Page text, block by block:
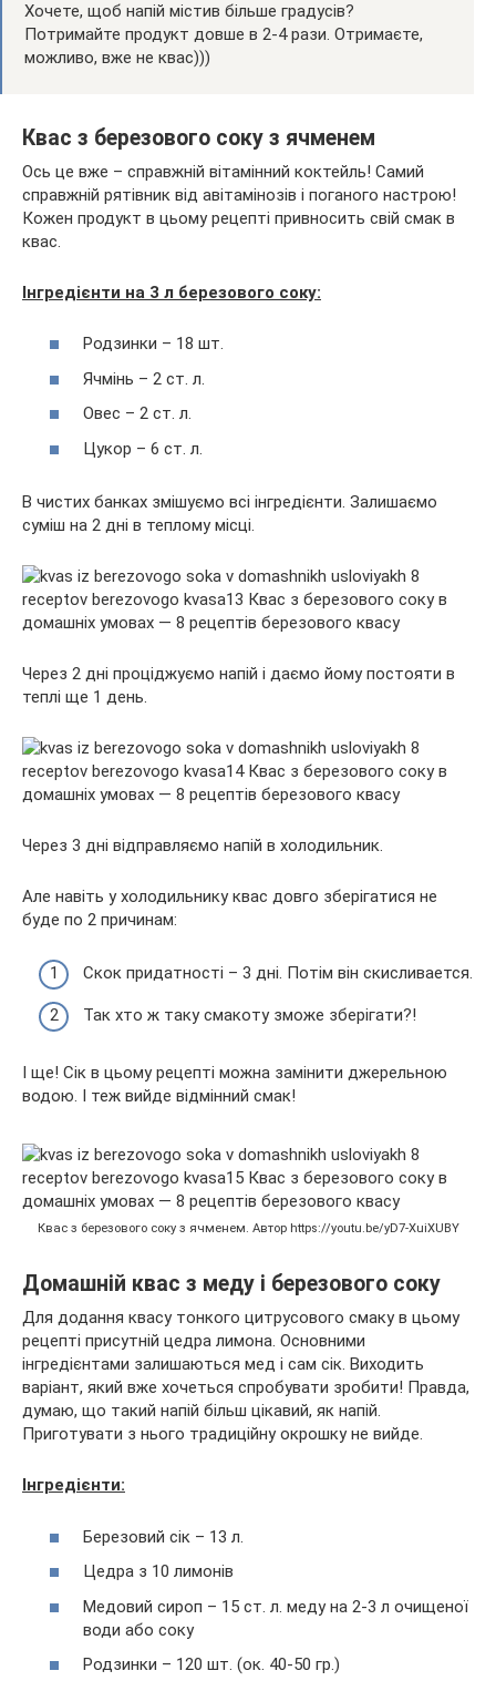
Хочете, щоб напій містив більше градусів?
Потримайте продукт довше в 2-4 рази. Отримаєте,
можливо, вже не квас)))
Квас з березового соку з ячменем
Ось це вже – справжній вітамінний коктейль! Самий
справжній рятівник від авітамінозів і поганого настрою!
Кожен продукт в цьому рецепті привносить свій смак в
квас.
Інгредієнти на 3 л березового соку:
Родзинки – 18 шт.
Ячмінь – 2 ст. л.
Овес – 2 ст. л.
Цукор – 6 ст. л.
В чистих банках змішуємо всі інгредієнти. Залишаємо
суміш на 2 дні в теплому місці.
Через 2 дні проціджуємо напій і даємо йому постояти в
теплі ще 1 день.
Через 3 дні відправляємо напій в холодильник.
Але навіть у холодильнику квас довго зберігатися не
буде по 2 причинам:
Скок придатності – 3 дні. Потім він скисливается.
Так хто ж таку смакоту зможе зберігати?!
І ще! Сік в цьому рецепті можна замінити джерельною
водою. І теж вийде відмінний смак!
Квас з березового соку з ячменем. Автор https://youtu.be/yD7-XuiXUBY
Домашній квас з меду і березового соку
Для додання квасу тонкого цитрусового смаку в цьому
рецепті присутній цедра лимона. Основними
інгредієнтами залишаються мед і сам сік. Виходить
варіант, який вже хочеться спробувати зробити! Правда,
думаю, що такий напій більш цікавий, як напій.
Приготувати з нього традиційну окрошку не вийде.
Інгредієнти:
Березовий сік – 13 л.
Цедра з 10 лимонів
Медовий сироп – 15 ст. л. меду на 2-3 л очищеної
води або соку
Родзинки – 120 шт. (ок. 40-50 гр.)